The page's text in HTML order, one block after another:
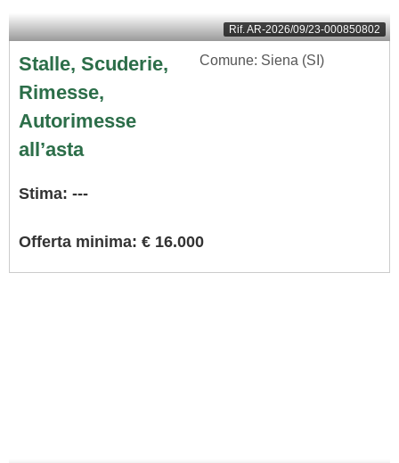
Rif.AR-2026/09/23-000850802
Stalle, Scuderie,
Rimesse,
Autorimesse
all’asta
Comune: Siena (SI)
Stima: ---
Offerta minima: € 16.000